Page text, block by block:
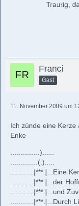
Traurig,
Franci
Gast
11. November 2009 um
Ich zünde eine Kerze
Enke
...............)......
..............(.).....
............|***.|...Eine
............|***.|...der
............|***.|...und
............|***.|...Durch